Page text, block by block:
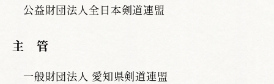
公益財団法人全日本剣道連盟
主 管
一般財団法人 愛知県剣道連盟